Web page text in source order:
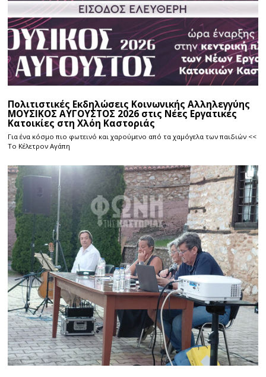
Πολιτιστικές Εκδηλώσεις Κοινωνικής Αλληλεγγύης
ΜΟΥΣΙΚΟΣ ΑΥΓΟΥΣΤΟΣ 2026 στις Νέες Εργατικές
Κατοικίες στη Χλόη Καστοριάς
Για ένα κόσμο πιο φωτεινό και χαρούμενο από τα χαμόγελα των παιδιών <<
Το Κέλετρον Αγάπη